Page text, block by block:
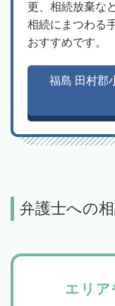
更、相続放棄など
相続にまつわる
おすすめです。
福島 田村郡
弁護士への
エリ